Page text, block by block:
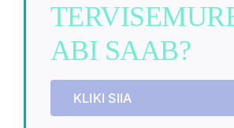
ABI SAAB?
KLIKI SIIA